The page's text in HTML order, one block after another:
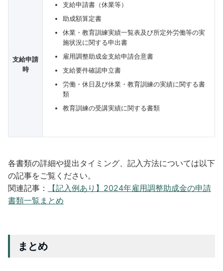
支給申請
時
支給申請書（休業等）
助成額算定書
休業・教育訓練実績一覧表及び所定外労働等の実
施状況に関する申出書
雇用調整助成金支給申請合意書
支給要件確認申立書
労働・休日及び休業・教育訓練の実績に関する書
類
教育訓練の受講実績に関する書類
各書類の詳細や提出タイミング、記入方法については以下
の記事をご覧ください。
関連記事：
【記入例あり】2024年雇用調整助成金の申請
書類一覧まとめ
まとめ